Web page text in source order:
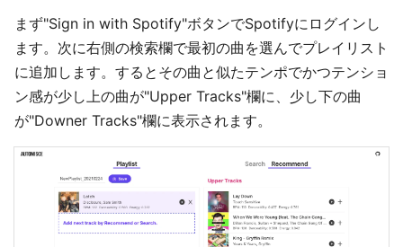
まず"Sign in with Spotify"ボタンでSpotifyにログインし
ます。次に右側の検索欄で最初の曲を選んでプレイリスト
に追加します。するとその曲と似たテンポでかつテンショ
ン感が少し上の曲が"Upper Tracks"欄に、少し下の曲
が"Downer Tracks"欄に表示されます。